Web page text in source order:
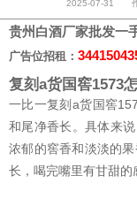
2025-07-31 作
贵州白酒厂家批发一
广告位招租：
复刻a货国窖1573
一比一复刻a货国窖
和尾净香长。具体来
浓郁的窖香和淡淡的
长，喝完嘴里有甘甜的